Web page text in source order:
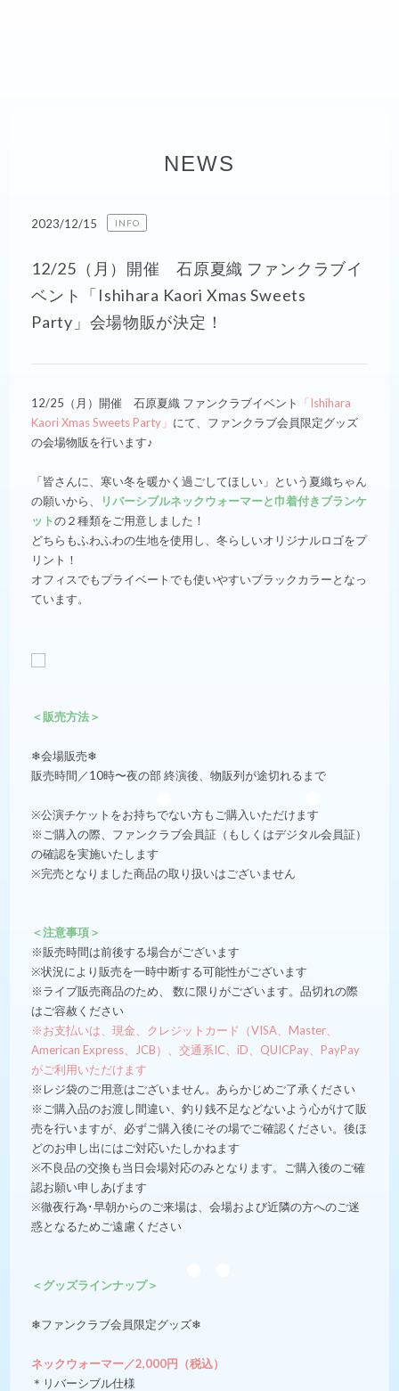
NEWS
2023/12/15 INFO
12/25（月）開催 石原夏織 ファンクラブイ
ベント「Ishihara Kaori Xmas Sweets
Party」会場物販が決定！
12/25（月）開催 石原夏織 ファンクラブイベント
「Ishihara
Kaori Xmas Sweets Party」 にて、ファンクラブ会員限定グッズ
の会場物販を行います♪
「皆さんに、寒い冬を暖かく過ごしてほしい」という夏織ちゃん
の願いから、
リバーシブルネックウォーマーと巾着付きブランケ
ットの２種類をご用意しました！
どちらもふわふわの生地を使用し、冬らしいオリジナルロゴをプ
リント！
オフィスでもプライベートでも使いやすいブラックカラーとなっ
ています。
＜販売方法＞
❄︎会場販売❄︎
販売時間／10時〜夜の部 終演後、物販列が途切れるまで
※公演チケットをお持ちでない方もご購入いただけます
※ご購入の際、ファンクラブ会員証（もしくはデジタル会員証）
の確認を実施いたします
※完売となりました商品の取り扱いはございません
＜注意事項＞
※販売時間は前後する場合がございます
※状況により販売を一時中断する可能性がございます
※ライブ販売商品のため、 数に限りがございます。品切れの際
はご容赦ください
※お支払いは、現金、クレジットカード（VISA、Master、
American Express、JCB）、交通系IC、iD、QUICPay、PayPay
がご利用いただけます
※レジ袋のご用意はございません。あらかじめご了承ください
※ご購入品のお渡し間違い、釣り銭不足などないよう心がけて販
売を行いますが、必ずご購入後にその場でご確認ください。後ほ
どのお申し出にはご対応いたしかねます
※不良品の交換も当日会場対応のみとなります。ご購入後のご確
認お願い申しあげます
※徹夜行為･早朝からのご来場は、会場および近隣の方へのご迷
惑となるためご遠慮ください
＜グッズラインナップ＞
❄︎ファンクラブ会員限定グッズ❄︎
ネックウォーマー／2,000円（税込）
＊リバーシブル仕様